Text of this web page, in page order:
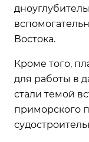
Востока.
Кроме того,
для работы в
стали темой
приморского